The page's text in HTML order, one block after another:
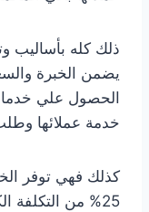
ذلك كله بأساليب
يضمن الخبرة
الحصول علي
خدمة عملائها
كذلك فهي توفر
25% من التكلفة الكلية للخدمة .